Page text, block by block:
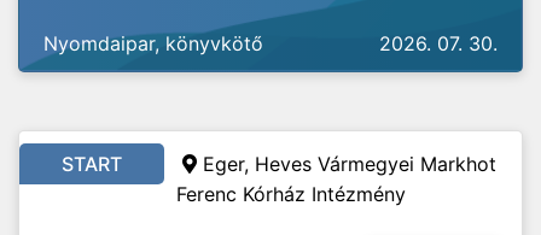
Nyomdaipar, könyvkötő 2026. 07. 30.
START
Eger, Heves Vármegyei Markhot
Ferenc Kórház Intézmény